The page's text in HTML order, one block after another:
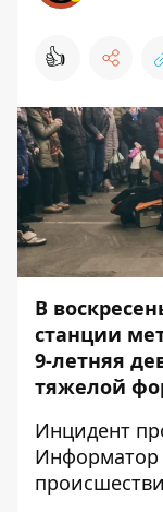
👍
В
станции
9-летняя
тяжелой
Инцидент
Информатор